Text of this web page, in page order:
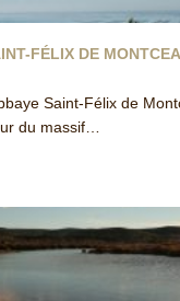
FÉLIX DE
Saint-Félix de
du massif…